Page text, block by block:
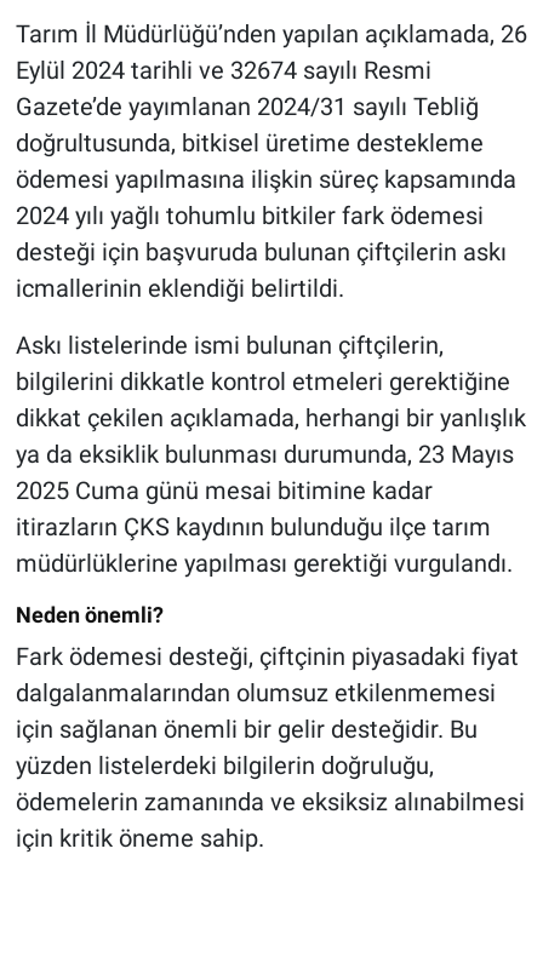
Tarım İl Müdürlüğü’nden yapılan açıklamada, 26
Eylül 2024 tarihli ve 32674 sayılı Resmi
Gazete’de yayımlanan 2024/31 sayılı Tebliğ
doğrultusunda, bitkisel üretime destekleme
ödemesi yapılmasına ilişkin süreç kapsamında
2024 yılı yağlı tohumlu bitkiler fark ödemesi
desteği için başvuruda bulunan çiftçilerin askı
icmallerinin eklendiği belirtildi.
Askı listelerinde ismi bulunan çiftçilerin,
bilgilerini dikkatle kontrol etmeleri gerektiğine
dikkat çekilen açıklamada, herhangi bir yanlışlık
ya da eksiklik bulunması durumunda, 23 Mayıs
2025 Cuma günü mesai bitimine kadar
itirazların ÇKS kaydının bulunduğu ilçe tarım
müdürlüklerine yapılması gerektiği vurgulandı.
Neden önemli?
Fark ödemesi desteği, çiftçinin piyasadaki fiyat
dalgalanmalarından olumsuz etkilenmemesi
için sağlanan önemli bir gelir desteğidir. Bu
yüzden listelerdeki bilgilerin doğruluğu,
ödemelerin zamanında ve eksiksiz alınabilmesi
için kritik öneme sahip.